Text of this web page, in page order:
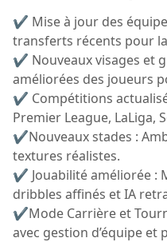
✔ Mise à jour des
transferts récents pour
✔ Nouveaux visages et
améliorées des joueurs
✔ Compétitions
Premier League, LaLiga,
✔Nouveaux stades :
textures réalistes.
✔ Jouabilité améliorée :
dribbles affinés et IA
✔Mode Carrière et
avec gestion d’équipe